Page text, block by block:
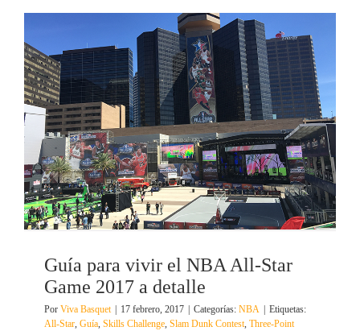
Guía para vivir el NBA All-Star
Game 2017 a detalle
Por Viva Basquet 17 febrero, 2017 Categorías: NBA
Etiquetas:
All-Star, Guía, Skills Challenge, Slam Dunk Contest, Three-Point